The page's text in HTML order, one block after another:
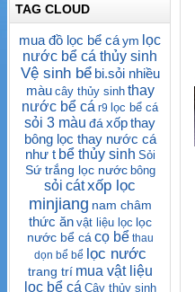
TAG CLOUD
mua đồ lọc bể cáym lọc
nước bể cá thủy sinh
Vệ sinh bể bi.sỏi nhiều
màu cây thủy sinh thay
nước bể cá r9 lọc bể cá
sỏi 3 màu đá xốpthay
bông lọc thay nước cá
như t bể thủy sinh Sỏi
Sứ trắng lọc nước bông
sỏi cátxốp lọc
minjiang nam châm
thức ăn vật liệu lọc lọc
nước bể cá cọ bể thau
dọn bể bể lọc nước
trang trí mua vật liệu
lọc bể cá Cây thủy sinh